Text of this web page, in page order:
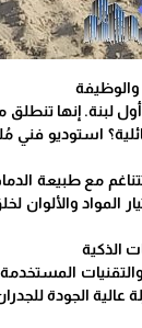
والوظيفة
لبنة. إنها
استوديو
مع طبيعة
المواد
الذكية
والتقنيات
الجودة